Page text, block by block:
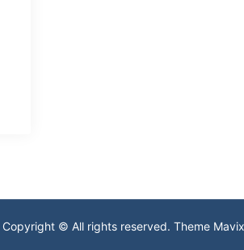
Copyright © All rights reserved. Theme